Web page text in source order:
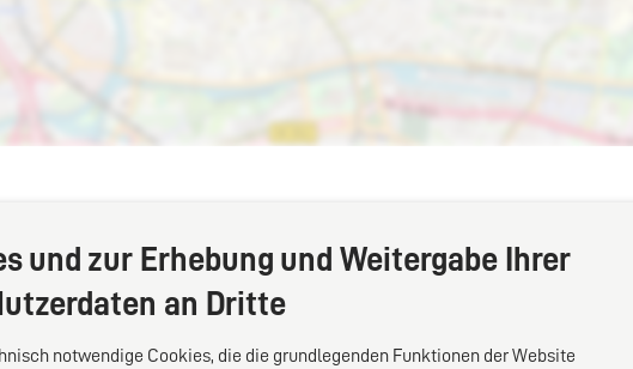
und zur Erhebung und Weitergabe Ihrer
an Dritte
notwendige Cookies, die die grundlegenden Funktionen der Website